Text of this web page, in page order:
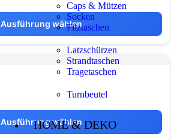
Caps & Mützen
Socken
Filztaschen
Latzschürzen
Strandtaschen
Tragetaschen
Turnbeutel
HOME & DEKO
Ausführung wählen
Ausführung wählen